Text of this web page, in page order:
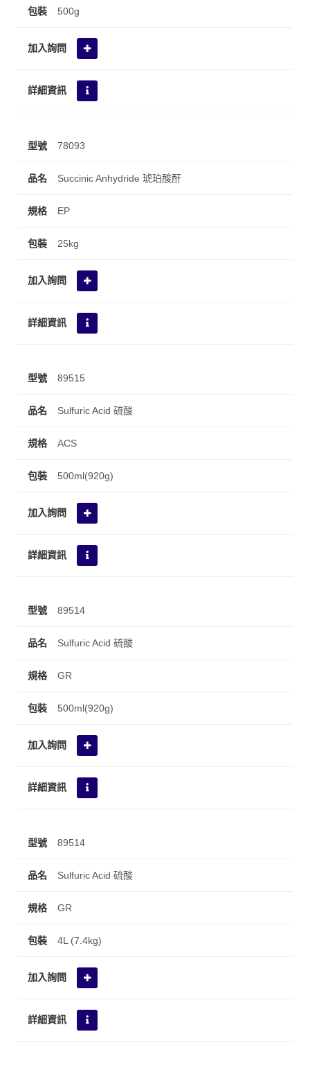
500g
78093
Succinic Anhydride 琥珀酸酐
EP
25kg
89515
Sulfuric Acid 硫酸
ACS
500ml(920g)
89514
Sulfuric Acid 硫酸
GR
500ml(920g)
89514
Sulfuric Acid 硫酸
GR
4L (7.4kg)